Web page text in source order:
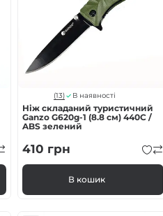
(13) В наявності
Ніж складаний туристичний
Ganzo G620g-1 (8.8 см) 440C /
ABS зелений
410 грн
В кошик